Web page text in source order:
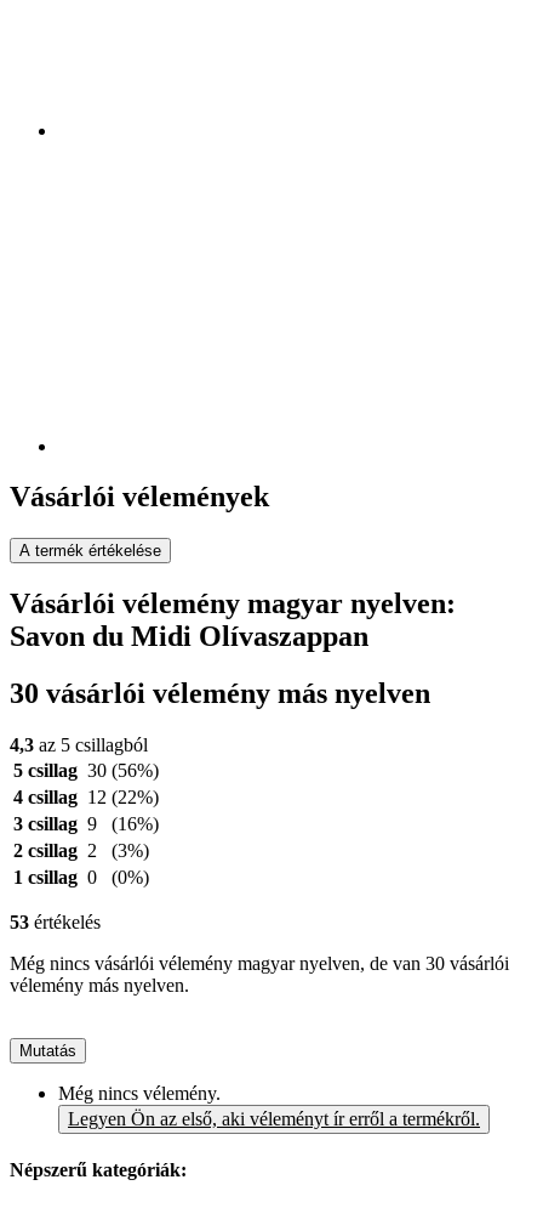
Vásárlói vélemények
A termék értékelése
Vásárlói vélemény magyar nyelven:
Savon du Midi Olívaszappan
30 vásárlói vélemény más nyelven
4,3 az 5 csillagból
5 csillag 30 (56%)
4 csillag 12 (22%)
3 csillag 9
(16%)
2 csillag 2
(3%)
1 csillag 0 (0%)
53 értékelés
Még nincs vásárlói vélemény magyar nyelven, de van 30 vásárlói
vélemény más nyelven.
Mutatás
Még nincs vélemény.
Legyen Ön az első, aki véleményt ír erről a termékről.
Népszerű kategóriák: